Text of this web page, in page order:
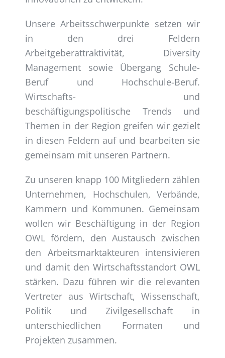
Unsere Arbeitsschwerpunkte setzen wir
in den drei Feldern
Arbeitgeberattraktivität, Diversity
Management sowie Übergang Schule-
Beruf und Hochschule-Beruf.
Wirtschafts- und
beschäftigungspolitische Trends und
Themen in der Region greifen wir gezielt
in diesen Feldern auf und bearbeiten sie
gemeinsam mit unseren Partnern.
Zu unseren knapp 100 Mitgliedern zählen
Unternehmen, Hochschulen, Verbände,
Kammern und Kommunen. Gemeinsam
wollen wir Beschäftigung in der Region
OWL fördern, den Austausch zwischen
den Arbeitsmarktakteuren intensivieren
und damit den Wirtschaftsstandort OWL
stärken. Dazu führen wir die relevanten
Vertreter aus Wirtschaft, Wissenschaft,
Politik und Zivilgesellschaft in
unterschiedlichen Formaten und
Projekten zusammen.